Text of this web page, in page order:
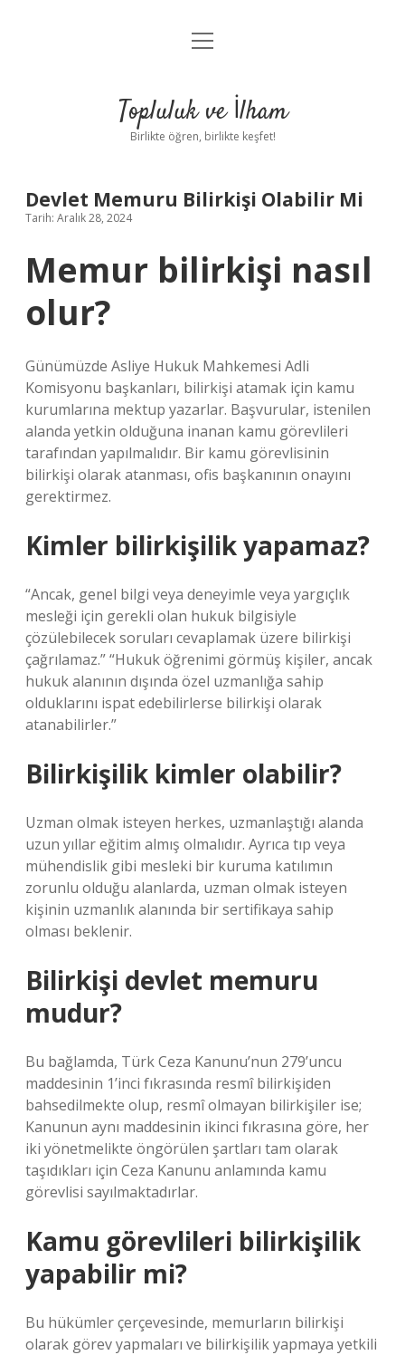
Anasayfa
Yasal Uyarı
menüyü
Topluluk ve İlham
Birlikte öğren, birlikte keşfet!
Devlet Memuru Bilirkişi Olabilir Mi
Tarih: Aralık 28, 2024
Memur bilirkişi nasıl
olur?
Günümüzde Asliye Hukuk Mahkemesi Adli
Komisyonu başkanları, bilirkişi atamak için kamu
kurumlarına mektup yazarlar. Başvurular, istenilen
alanda yetkin olduğuna inanan kamu görevlileri
tarafından yapılmalıdır. Bir kamu görevlisinin
bilirkişi olarak atanması, ofis başkanının onayını
gerektirmez.
Kimler bilirkişilik yapamaz?
“Ancak, genel bilgi veya deneyimle veya yargıçlık
mesleği için gerekli olan hukuk bilgisiyle
çözülebilecek soruları cevaplamak üzere bilirkişi
çağrılamaz.” “Hukuk öğrenimi görmüş kişiler, ancak
hukuk alanının dışında özel uzmanlığa sahip
olduklarını ispat edebilirlerse bilirkişi olarak
atanabilirler.”
Bilirkişilik kimler olabilir?
Uzman olmak isteyen herkes, uzmanlaştığı alanda
uzun yıllar eğitim almış olmalıdır. Ayrıca tıp veya
mühendislik gibi mesleki bir kuruma katılımın
zorunlu olduğu alanlarda, uzman olmak isteyen
kişinin uzmanlık alanında bir sertifikaya sahip
olması beklenir.
Bilirkişi devlet memuru
mudur?
Bu bağlamda, Türk Ceza Kanunu’nun 279’uncu
maddesinin 1’inci fıkrasında resmî bilirkişiden
bahsedilmekte olup, resmî olmayan bilirkişiler ise;
Kanunun aynı maddesinin ikinci fıkrasına göre, her
iki yönetmelikte öngörülen şartları tam olarak
taşıdıkları için Ceza Kanunu anlamında kamu
görevlisi sayılmaktadırlar.
Kamu görevlileri bilirkişilik
yapabilir mi?
Bu hükümler çerçevesinde, memurların bilirkişi
olarak görev yapmaları ve bilirkişilik yapmaya yetkili